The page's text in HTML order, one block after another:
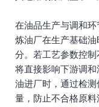
在油品生产与调和环
炼油厂在生产基础
分。若工艺参数控制
将直接影响下游调
油进厂时，通过检
量，防止不合格原